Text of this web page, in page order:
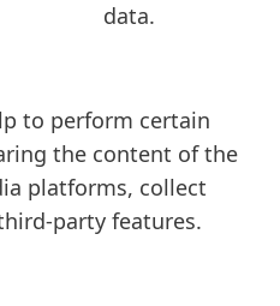
data.
to perform certain
the content of the
platforms, collect
party features.